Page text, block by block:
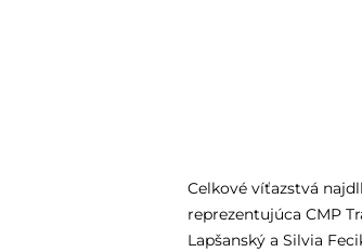
Celkové víťazstvá
reprezentujúca CMP
Lapšanský a Silvia